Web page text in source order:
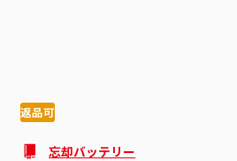
返品可
忘却バッテリー